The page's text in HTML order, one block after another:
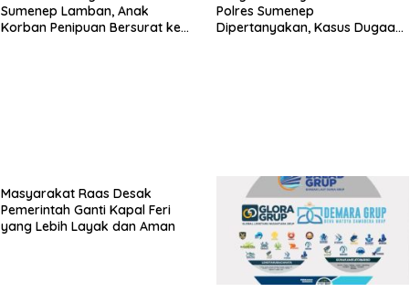
Sumenep Lamban, Anak
Korban Penipuan Bersurat ke
Polres Sumenep
Dipertanyakan, Kasus Dugaan
Masyarakat Raas Desak
Pemerintah Ganti Kapal Feri
yang Lebih Layak dan Aman